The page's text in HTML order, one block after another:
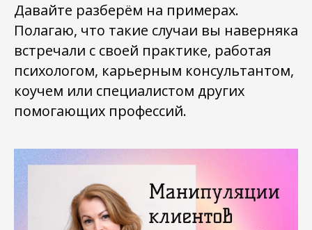
Давайте разберём на примерах.
Полагаю, что такие случаи вы наверняка
встречали с своей практике, работая
психологом, карьерным консультантом,
коучем или специалистом других
помогающих профессий.